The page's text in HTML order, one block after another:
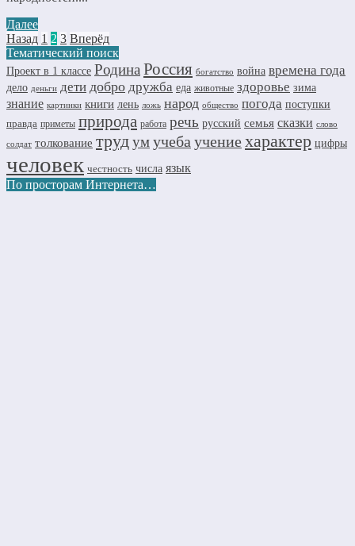
Далее
Назад 1 2 3 Вперёд
Тематический поиск
Проект в 1 классе Родина Россия богатство война времена года
дело деньги дети добро дружба еда животные здоровье зима
знание картинки книги лень ложь народ общество погода поступки
правда приметы природа работа речь русский семья сказки слово
солдат толкование трудумучеба учениехарактер цифры
человек честность числа язык
По просторам Интернета…